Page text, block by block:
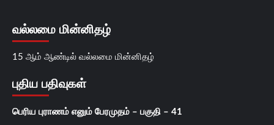
வல்லமை மின்னிதழ்
15 ஆம் ஆண்டில் வல்லமை மின்னிதழ்
புதிய பதிவுகள்
பெரிய புராணம் எனும் பேரமுதம் – பகுதி – 41